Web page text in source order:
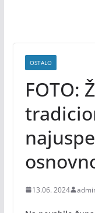
OSTALO
FOTO:
13.06. 2024